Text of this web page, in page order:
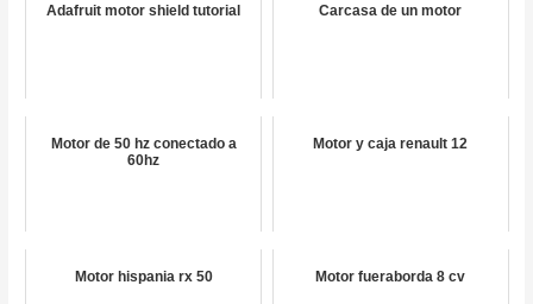
Adafruit motor shield tutorial Carcasa de un motor
Motor de 50 hz conectado a
60hz
Motor y caja renault 12
Motor hispania rx 50 Motor fueraborda 8 cv